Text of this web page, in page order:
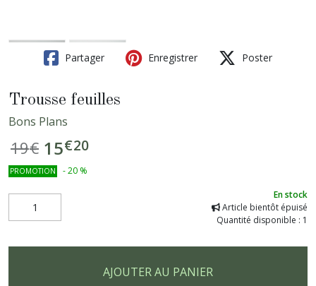
Partager Enregistrer Poster
Trousse feuilles
Bons Plans
19€ 15€20
PROMOTION -20 %
En stock
Article bientôt épuisé
Quantité disponible : 1
AJOUTER AU PANIER